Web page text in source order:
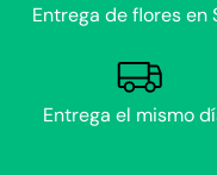
Entrega de flores en
Entrega el mismo